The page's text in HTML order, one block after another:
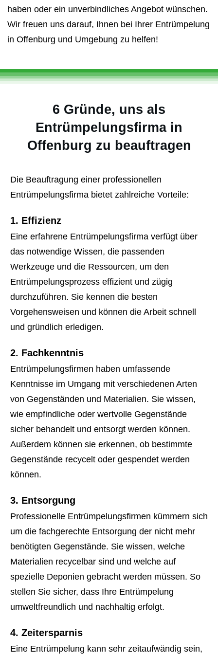
haben oder ein unverbindliches Angebot wünschen.
Wir freuen uns darauf, Ihnen bei Ihrer Entrümpelung
in Offenburg und Umgebung zu helfen!
6 Gründe, uns als
Entrümpelungsfirma in
Offenburg zu beauftragen
Die Beauftragung einer professionellen
Entrümpelungsfirma bietet zahlreiche Vorteile:
1. Effizienz
Eine erfahrene Entrümpelungsfirma verfügt über
das notwendige Wissen, die passenden
Werkzeuge und die Ressourcen, um den
Entrümpelungsprozess effizient und zügig
durchzuführen. Sie kennen die besten
Vorgehensweisen und können die Arbeit schnell
und gründlich erledigen.
2. Fachkenntnis
Entrümpelungsfirmen haben umfassende
Kenntnisse im Umgang mit verschiedenen Arten
von Gegenständen und Materialien. Sie wissen,
wie empfindliche oder wertvolle Gegenstände
sicher behandelt und entsorgt werden können.
Außerdem können sie erkennen, ob bestimmte
Gegenstände recycelt oder gespendet werden
können.
3. Entsorgung
Professionelle Entrümpelungsfirmen kümmern sich
um die fachgerechte Entsorgung der nicht mehr
benötigten Gegenstände. Sie wissen, welche
Materialien recycelbar sind und welche auf
spezielle Deponien gebracht werden müssen. So
stellen Sie sicher, dass Ihre Entrümpelung
umweltfreundlich und nachhaltig erfolgt.
4. Zeitersparnis
Eine Entrümpelung kann sehr zeitaufwändig sein,